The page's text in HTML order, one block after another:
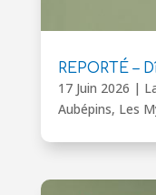
REPORTÉ –
17 Juin 2026 |
Aubépins, Les